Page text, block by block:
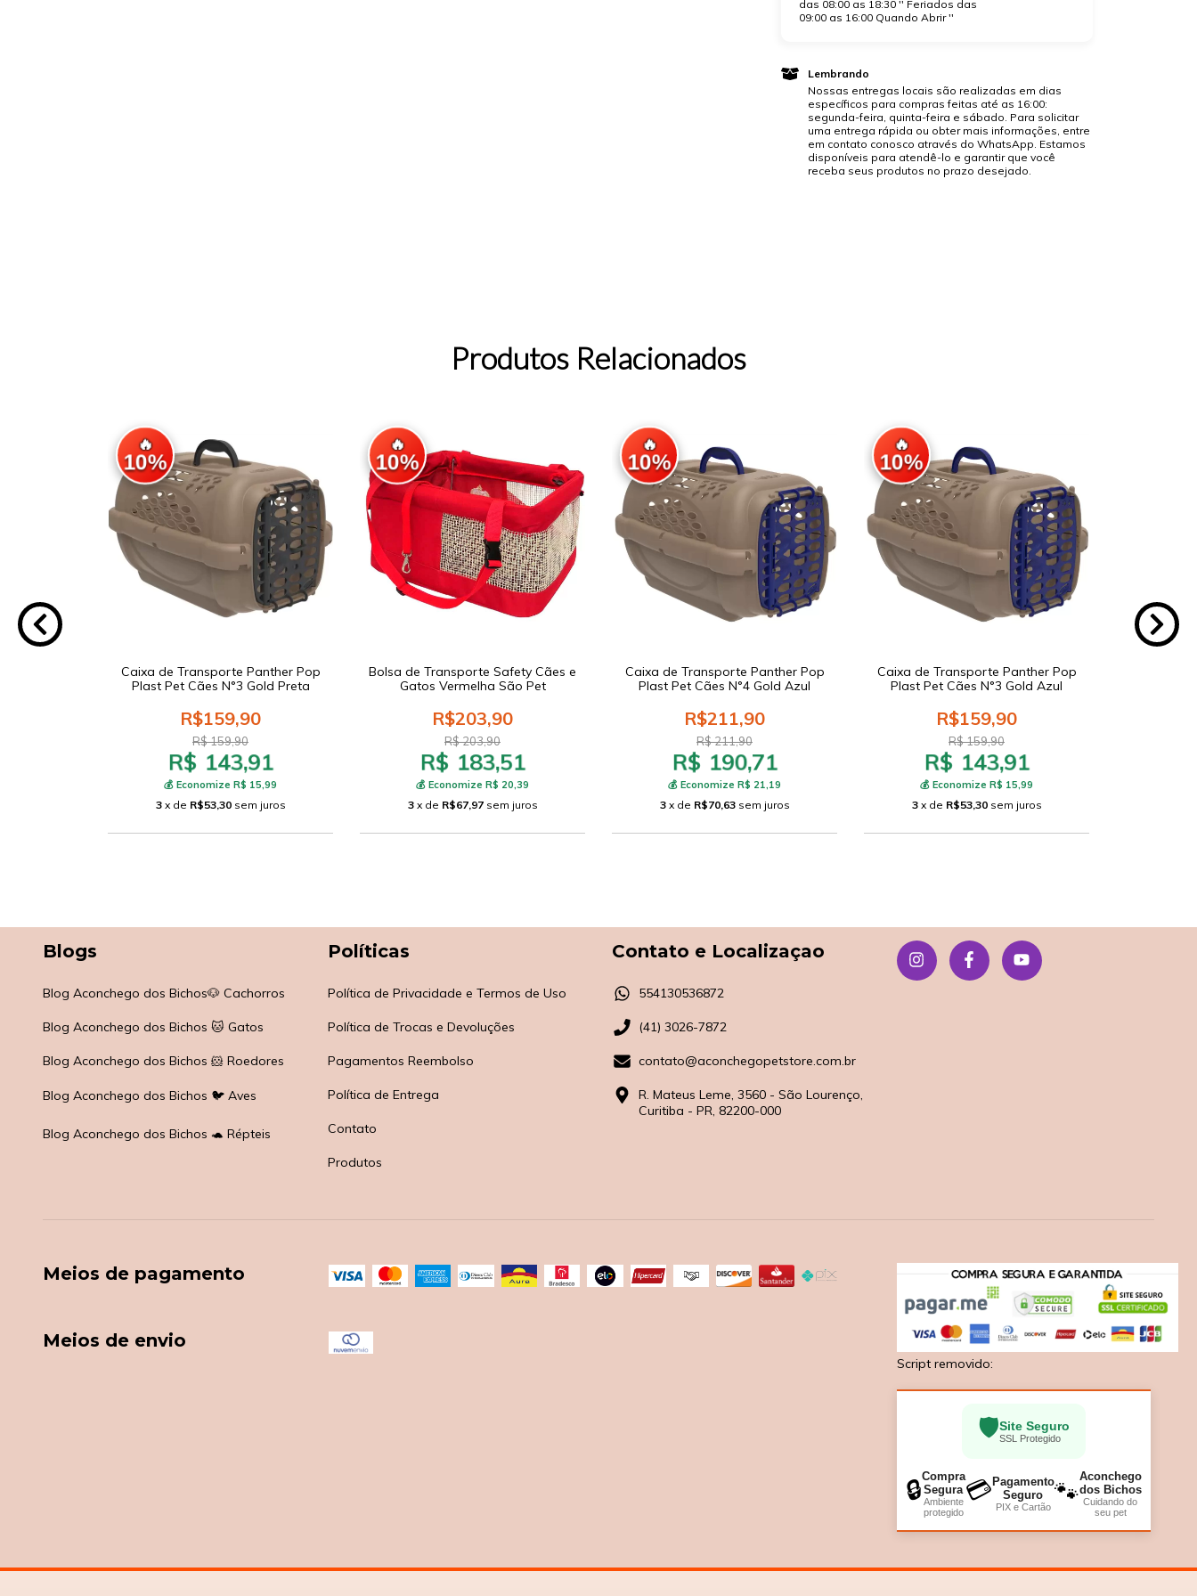
das 08:00 as 18:30 '' Feriados das
09:00 as 16:00 Quando Abrir ''
Lembrando
Nossas entregas locais são realizadas em dias
específicos para compras feitas até as 16:00:
segunda-feira, quinta-feira e sábado. Para solicitar
uma entrega rápida ou obter mais informações, entre
em contato conosco através do WhatsApp. Estamos
disponíveis para atendê-lo e garantir que você
receba seus produtos no prazo desejado.
Produtos Relacionados
🔥
10%
Caixa de Transporte Panther Pop
Plast Pet Cães N°3 Gold Preta
R$159,90
R$ 159,90
R$ 143,91
💰 Economize R$ 15,99
3 x de R$53,30 sem juros
🔥
10%
Bolsa de Transporte Safety Cães e
Gatos Vermelha São Pet
R$203,90
R$ 203,90
R$ 183,51
💰 Economize R$ 20,39
3 x de R$67,97 sem juros
🔥
10%
Caixa de Transporte Panther Pop
Plast Pet Cães N°4 Gold Azul
R$211,90
R$ 211,90
R$ 190,71
💰 Economize R$ 21,19
3 x de R$70,63 sem juros
🔥
10%
Caixa de Transporte Panther Pop
Plast Pet Cães N°3 Gold Azul
R$159,90
R$ 159,90
R$ 143,91
💰 Economize R$ 15,99
3 x de R$53,30 sem juros
Blogs
Blog Aconchego dos Bichos🐶 Cachorros
Blog Aconchego dos Bichos 🐱 Gatos
Blog Aconchego dos Bichos 🐹 Roedores
Blog Aconchego dos Bichos 🐦 Aves
Blog Aconchego dos Bichos 🐢 Répteis
Políticas
Política de Privacidade e Termos de Uso
Política de Trocas e Devoluções
Pagamentos Reembolso
Política de Entrega
Contato
Produtos
Contato e Localizaçao
554130536872
(41) 3026-7872
contato@aconchegopetstore.com.br
R. Mateus Leme, 3560 - São Lourenço,
Curitiba - PR, 82200-000
Meios de pagamento
Meios de envio
Script removido:
🛡️Site Seguro
SSL Protegido
🔒
Compra
Segura
Ambiente
protegido
💳 Pagamento
Seguro
PIX e Cartão 🐾
Aconchego
dos Bichos
Cuidando do
seu pet